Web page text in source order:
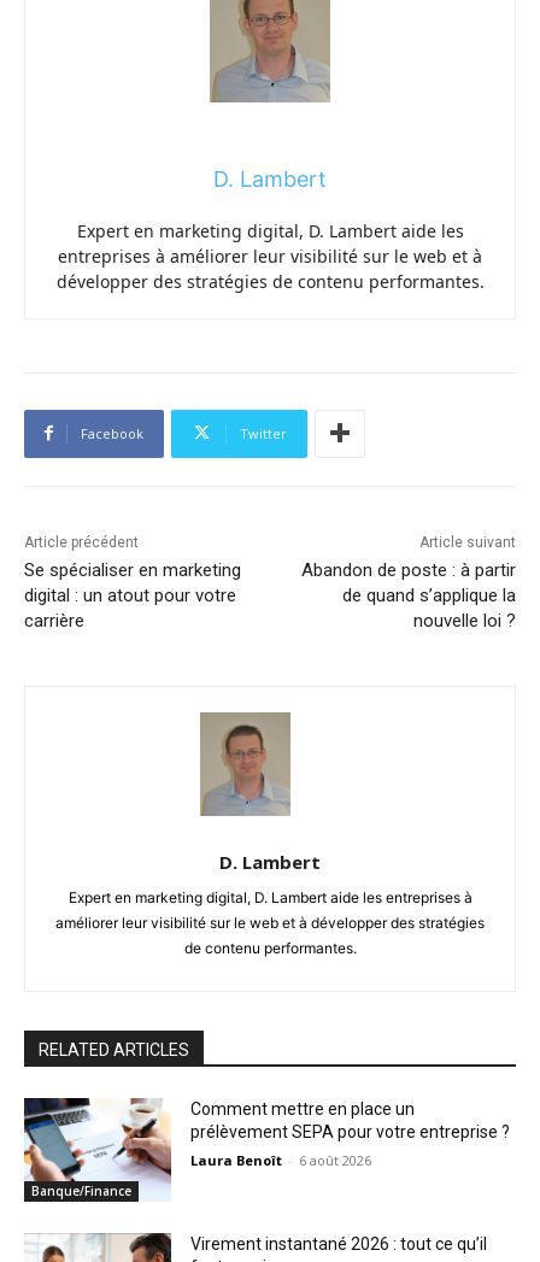
D. Lambert
Expert en marketing digital, D. Lambert aide les
entreprises à améliorer leur visibilité sur le web et à
développer des stratégies de contenu performantes.
Facebook Twitter
Article précédent
Se spécialiser en marketing
digital : un atout pour votre
carrière
Article suivant
Abandon de poste : à partir
de quand s’applique la
nouvelle loi ?
D. Lambert
Expert en marketing digital, D. Lambert aide les entreprises à
améliorer leur visibilité sur le web et à développer des stratégies
de contenu performantes.
RELATED ARTICLES
Banque/Finance
Comment mettre en place un
prélèvement SEPA pour votre entreprise ?
Laura Benoît - 6 août 2026
Virement instantané 2026 : tout ce qu’il